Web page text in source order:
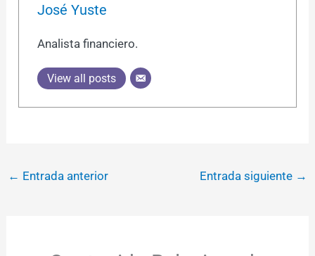
José Yuste
Analista financiero.
View all posts
← Entrada anterior Entrada siguiente →